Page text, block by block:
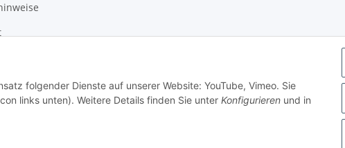
folgender Dienste auf unserer Website: YouTube, Vimeo. Sie
links unten). Weitere Details finden Sie unter Konfigurieren und in